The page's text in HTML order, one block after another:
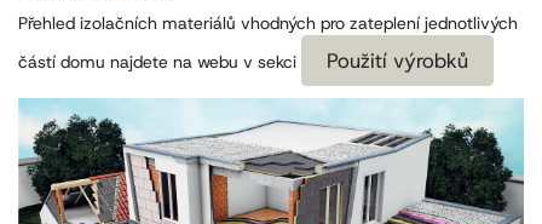
Přehled izolačních materiálů vhodných pro zateplení jednotlivých
částí domu najdete na webu v sekci
Použití výrobků